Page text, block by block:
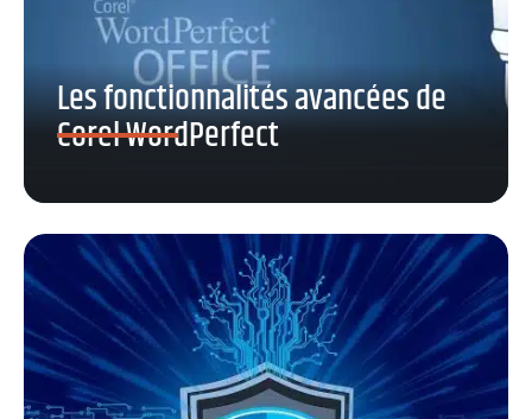
Les fonctionnalités avancées de
Corel WordPerfect